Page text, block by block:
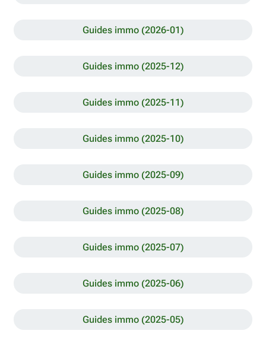
Guides immo (2026-01)
Guides immo (2025-12)
Guides immo (2025-11)
Guides immo (2025-10)
Guides immo (2025-09)
Guides immo (2025-08)
Guides immo (2025-07)
Guides immo (2025-06)
Guides immo (2025-05)